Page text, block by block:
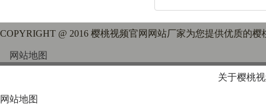
COPYRIGHT @ 2016 樱桃视频官网网站厂家为您提供优质的樱
网站地图
关于樱桃
网站地图